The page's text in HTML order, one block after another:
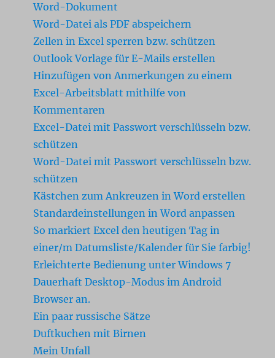
Word-Dokument
Word-Datei als PDF abspeichern
Zellen in Excel sperren bzw. schützen
Outlook Vorlage für E-Mails erstellen
Hinzufügen von Anmerkungen zu einem
Excel-Arbeitsblatt mithilfe von
Kommentaren
Excel-Datei mit Passwort verschlüsseln bzw.
schützen
Word-Datei mit Passwort verschlüsseln bzw.
schützen
Kästchen zum Ankreuzen in Word erstellen
Standardeinstellungen in Word anpassen
So markiert Excel den heutigen Tag in
einer/m Datumsliste/Kalender für Sie farbig!
Erleichterte Bedienung unter Windows 7
Dauerhaft Desktop-Modus im Android
Browser an.
Ein paar russische Sätze
Duftkuchen mit Birnen
Mein Unfall